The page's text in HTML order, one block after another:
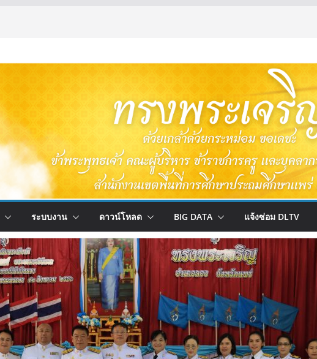
ระบบงาน ดาวน์โหลด BIG DATA แจ้งซ่อม DLTV